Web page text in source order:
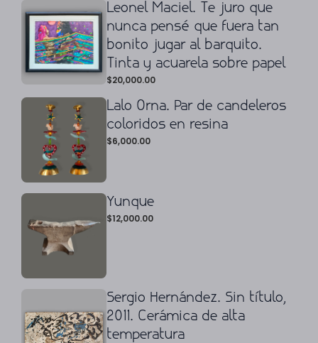
Leonel Maciel. Te juro que
nunca pensé que fuera tan
bonito jugar al barquito.
Tinta y acuarela sobre papel
$20,000.00
Lalo Orna. Par de candeleros
coloridos en resina
$6,000.00
Yunque
$12,000.00
Sergio Hernández. Sin título,
2011. Cerámica de alta
temperatura